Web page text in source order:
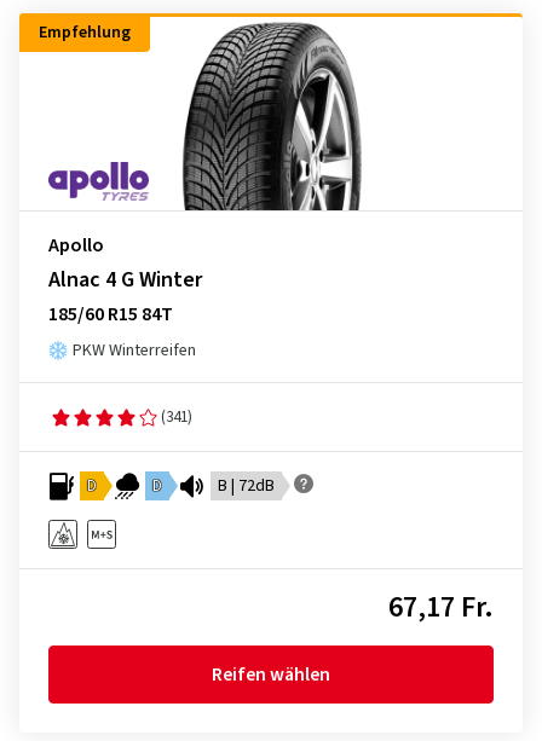
Empfehlung
Apollo
Alnac 4 G Winter
185/60 R15 84T
PKW Winterreifen
(341)
D D B | 72dB
67,17 Fr.
Reifen wählen